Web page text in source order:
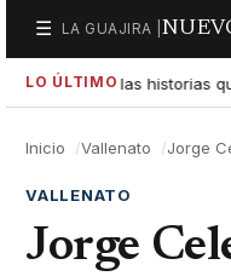
☰
Secciones
LA GUAJIRA |
LO ÚLTIMO
exaltar las historias que
Inicio Vallenato Jorge
VALLENATO
Jorge